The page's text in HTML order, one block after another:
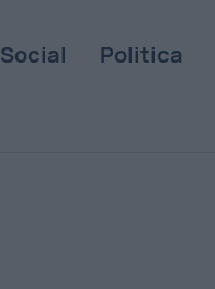
Social Politica